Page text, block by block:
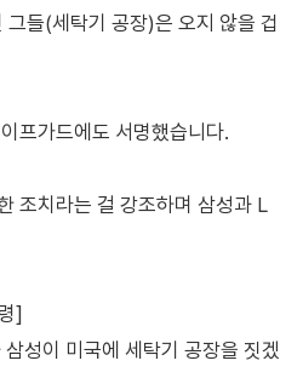
들(세탁기 공장)은 오지 않을 겁
프가드에도 서명했습니다.
조치라는 걸 강조하며 삼성과 L
]
성이 미국에 세탁기 공장을 짓겠